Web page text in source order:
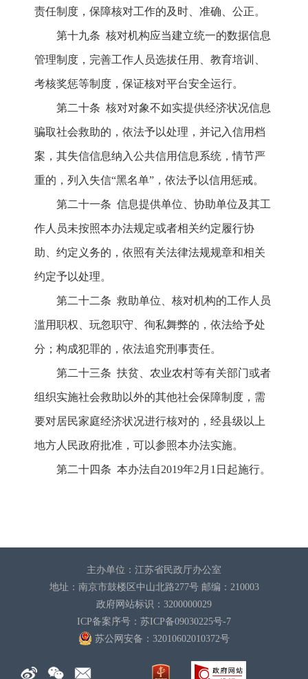
责任制度，保障核对工作的及时、准确、公正。
第十九条 核对机构应当建立统一的数据信息
管理制度，完善工作人员选拔任用、教育培训、
考核奖惩等制度，保证核对平台安全运行。
第二十条 核对对象不如实提供经济状况信息
骗取社会救助的，依法予以处理，并记入信用档
案，其失信信息纳入公共信用信息系统，情节严
重的，列入失信“黑名单”，依法予以信用惩戒。
第二十一条 信息提供单位、协助单位及其工
作人员未按照本办法规定或者相关约定履行协
助、约定义务的，依照有关法律法规规章和相关
约定予以处理。
第二十二条 救助单位、核对机构的工作人员
滥用职权、玩忽职守、徇私舞弊的，依法给予处
分；构成犯罪的，依法追究刑事责任。
第二十三条 扶贫、农业农村等有关部门或者
组织实施社会救助以外的其他社会保障制度，需
要对居民家庭经济状况进行核对的，经县级以上
地方人民政府批准，可以参照本办法实施。
第二十四条 本办法自2019年2月1日起施行。
主办单位：江苏省民政厅办公室
地址：南京市鼓楼区中山北路277号 邮编：210003
政府网站标识：3200000029
ICP备案序号：苏ICP备09030225号-7
苏公网安备：32010602010372号